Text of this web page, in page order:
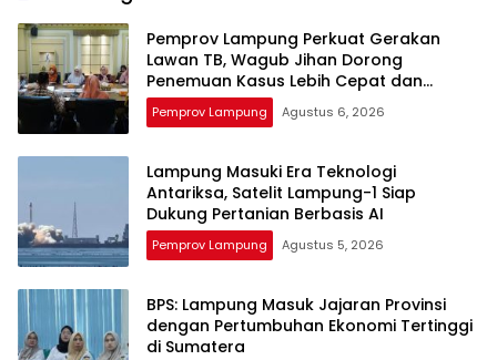
Pemprov Lampung Perkuat Gerakan
Lawan TB, Wagub Jihan Dorong
Penemuan Kasus Lebih Cepat dan
Tuntas
Pemprov Lampung Agustus 6, 2026
Lampung Masuki Era Teknologi
Antariksa, Satelit Lampung-1 Siap
Dukung Pertanian Berbasis AI
Pemprov Lampung Agustus 5, 2026
BPS: Lampung Masuk Jajaran Provinsi
dengan Pertumbuhan Ekonomi Tertinggi
di Sumatera